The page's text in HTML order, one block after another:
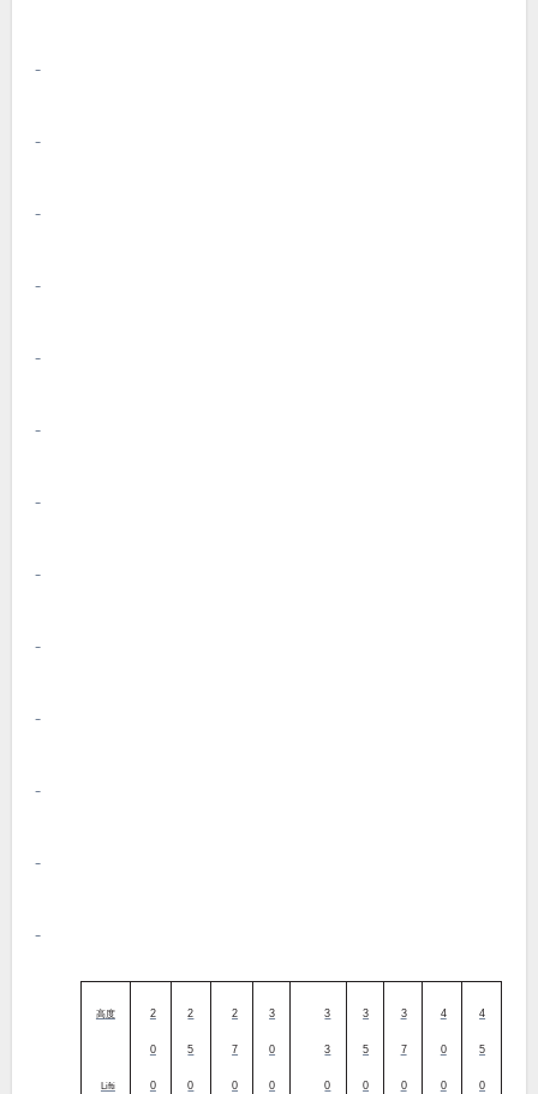
高度
Lifti
2
0
0
2
5
0
2
7
0
3
0
0
3
3
0
3
5
0
3
7
0
4
0
0
4
5
0